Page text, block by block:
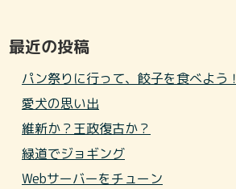
最近の投稿
パン祭りに行って、餃子を食べよう！
愛犬の思い出
維新か？王政復古か？
緑道でジョギング
Webサーバーをチューン